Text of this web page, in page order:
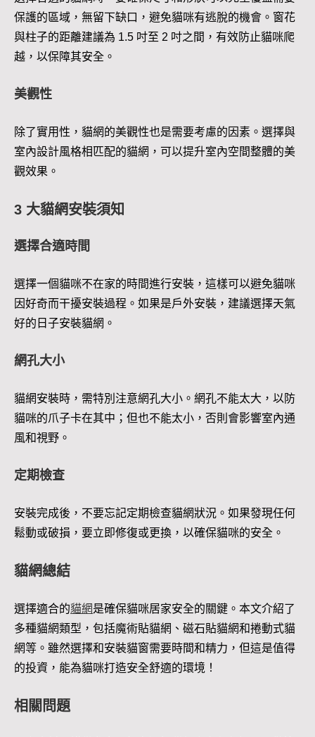
保護的區域，無留下缺口，避免貓咪有逃脫的機會。窗花
與柱子的距離建議為 1.5 吋至 2 吋之間，有效防止貓咪爬
越，以保障其安全。
美觀性
除了實用性，貓網的美觀性也是需要考慮的因素。選擇與
室內設計風格相匹配的貓網，可以提升室內空間整體的美
觀效果。
3 大貓網安裝須知
選擇合適時間
選擇一個貓咪不在家的時間進行安裝，這樣可以避免貓咪
因好奇而干擾安裝過程。如果是戶外安裝，建議選擇天氣
好的日子安裝貓網。
網孔大小
貓網安裝時，需特別注意網孔大小。網孔不能太大，以防
貓咪的爪子卡在其中；但也不能太小，否則會影響室內通
風和視野。
定期檢查
安裝完成後，不要忘記定期檢查貓網狀況。如果發現任何
鬆動或破損，要立即修復或更換，以確保貓咪的安全。
貓網總結
選擇適合的貓網是確保貓咪居家安全的關鍵。本文介紹了
多種貓網類型，包括魔術貼貓網、磁石貼貓網和捲動式貓
網等。雖然選擇和安裝貓窗需要時間和精力，但這是值得
的投資，能為貓咪打造安全舒適的環境！
相關問題